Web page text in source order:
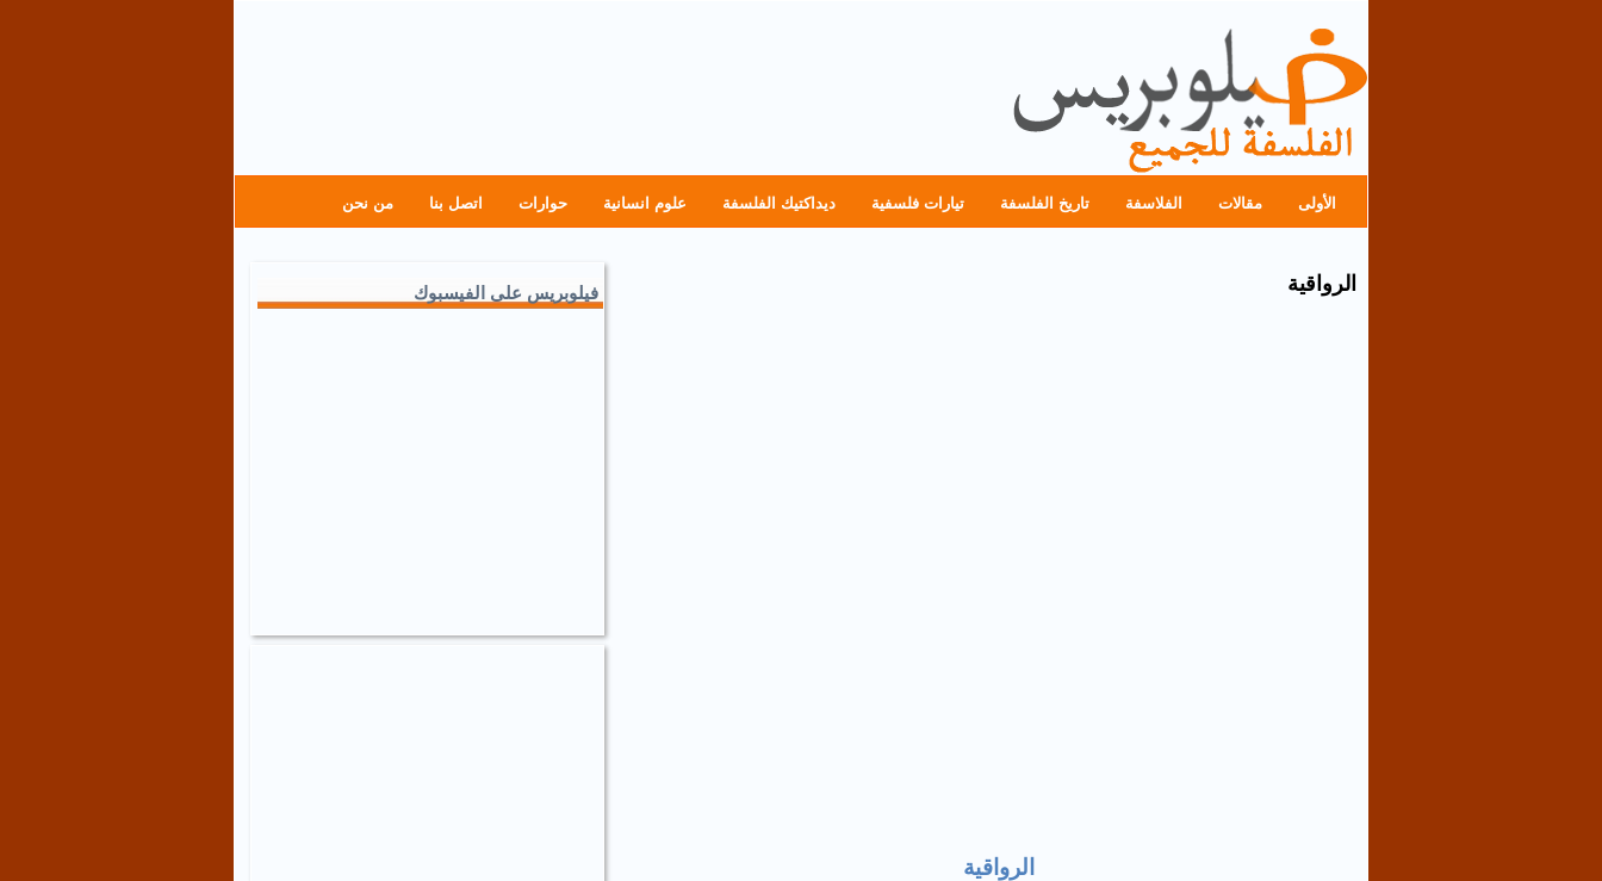
الأولى مقالات الفلاسفة تاريخ الفلسفة تيارات فلسفية ديداكتيك الفلسفة علوم انسانية حوارات اتصل بنا من نحن
الرواقية
الرواقية
فيلوبريس على الفيسبوك